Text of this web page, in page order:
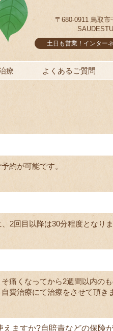
療 よくあるご質問
〒680-0911 鳥取市
土日も営業！インター
約が可能です。
2回目以降は30分程度となりま
痛くなってから2週間以内のも
費治療にて治療をさせて頂き
ますか?自賠責などの保険